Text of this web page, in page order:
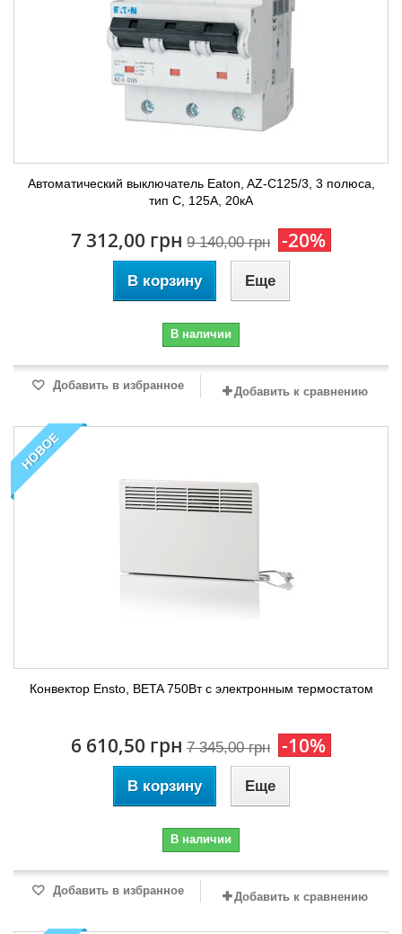
Автоматический выключатель Eaton, AZ-C125/3, 3 полюса,
тип C, 125А, 20кА
7 312,00 грн 9 140,00 грн -20%
В корзину Еще
В наличии
Добавить в избранное Добавить к сравнению
НОВОЕ
Конвектор Ensto, BETA 750Вт с электронным термостатом
6 610,50 грн 7 345,00 грн -10%
В корзину Еще
В наличии
Добавить в избранное Добавить к сравнению